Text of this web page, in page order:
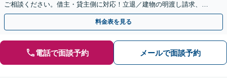
ご相談ください。借主・貸主側に対応！立退／建物の明渡し請求、立
退料増額、家賃未払い等。司法書士や不動産業者とも連携
料金表を見る
電話で面談予約 メールで面談予約